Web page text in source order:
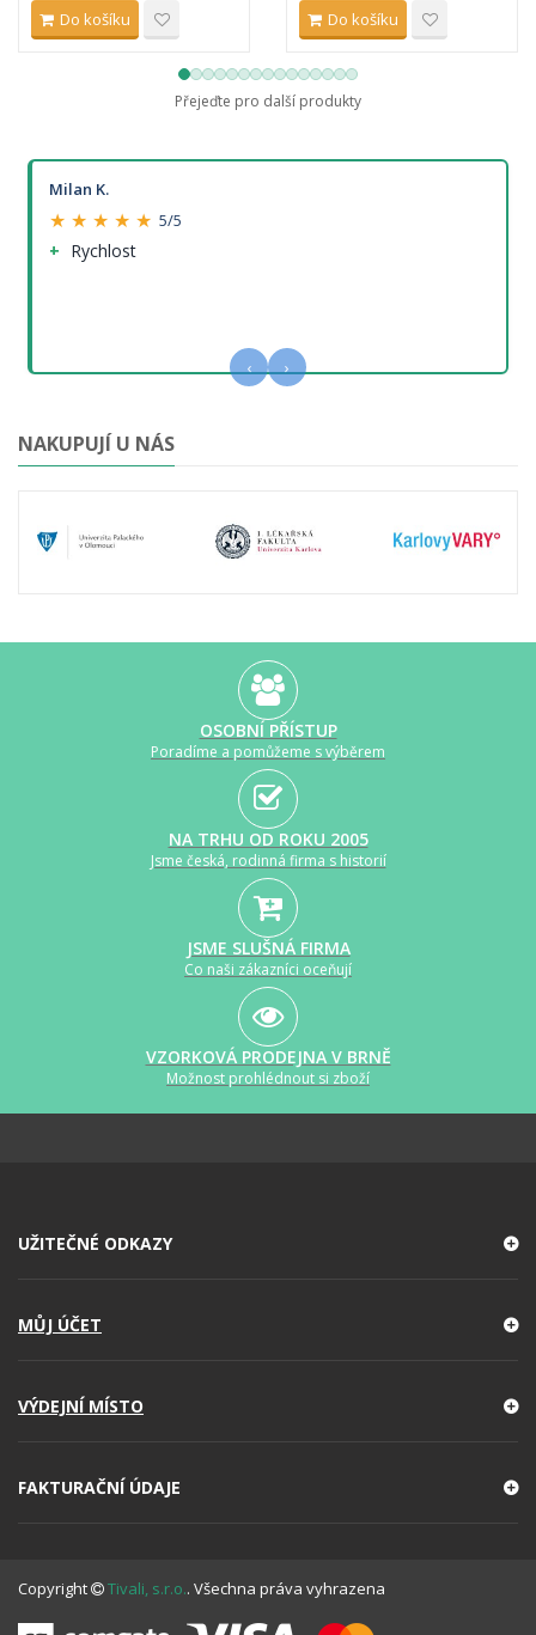
Do košíku Do košíku
Přejeďte pro další produkty
Milan K.
★ ★ ★ ★ ★ 5/5
Rychlost
‹ ›
NAKUPUJÍ U NÁS
OSOBNÍ PŘÍSTUP
Poradíme a pomůžeme s výběrem
NA TRHU OD ROKU 2005
Jsme česká, rodinná firma s historií
JSME SLUŠNÁ FIRMA
Co naši zákazníci oceňují
VZORKOVÁ PRODEJNA V BRNĚ
Možnost prohlédnout si zboží
UŽITEČNÉ ODKAZY
MŮJ ÚČET
VÝDEJNÍ MÍSTO
FAKTURAČNÍ ÚDAJE
Copyright Tivali, s.r.o.. Všechna práva vyhrazena